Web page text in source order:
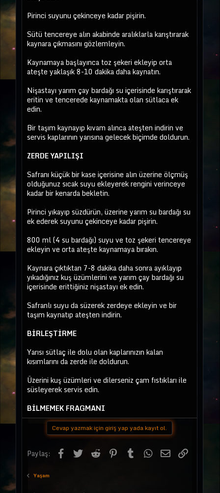
Pirinci suyunu çekinceye kadar pişirin.
Sütü tencereye alın akabinde aralıklarla karıştırarak
kaynara çıkmasını gözlemleyin.
Kaynamaya başlayınca toz şekeri ekleyip orta
ateşte yaklaşık 8-10 dakika daha kaynatın.
Nişastayı yarım çay bardağı su içerisinde karıştırarak
eritin ve tencerede kaynamakta olan sütlaca ek
edin.
Bir taşım kaynayıp kıvam alınca ateşten indirin ve
servis kaplarının yarısına gelecek biçimde doldurun.
ZERDE YAPILIŞI
Safranı küçük bir kase içerisine alın üzerine ölçmüş
olduğunuz sıcak suyu ekleyerek rengini verinceye
kadar bir kenarda bekletin.
Pirinci yıkayıp süzdürün, üzerine yarım su bardağı su
ek ederek suyunu çekinceye kadar pişirin.
800 ml (4 su bardağı) suyu ve toz şekeri tencereye
ekleyin ve orta ateşte kaynamaya bırakın.
Kaynara çıktıktan 7-8 dakika daha sonra ayıklayıp
yıkadığınız kuş üzümlerini ve yarım çay bardağı su
içerisinde erittiğiniz nişastayı ek edin.
Safranlı suyu da süzerek zerdeye ekleyin ve bir
taşım kaynatıp ateşten indirin.
BİRLEŞTİRME
Yarısı sütlaç ile dolu olan kaplarınızın kalan
kısımlarını da zerde ile doldurun.
Üzerini kuş üzümleri ve dilerseniz çam fıstıkları ile
süsleyerek servis edin.
BİLMEMEK FRAGMANI
Cevap yazmak için giriş yap yada kayıt ol.
Paylaş: Facebook
TwitterReddit PinterestTumblrWhatsApp
E-postaLink
Yaşam